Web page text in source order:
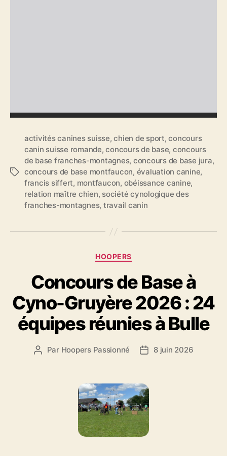
Étiquettes
activités canines suisse,chien de sport,concours
canin suisse romande,concours de base, concours
de base franches-montagnes, concours de base jura,
concours de base montfaucon, évaluation canine,
francis siffert, montfaucon, obéissance canine,
relation maître chien, société cynologique des
franches-montagnes, travail canin
Catégories
HOOPERS
Concours de Base à
Cyno-Gruyère 2026 : 24
équipes réunies à Bulle
Auteur
Par Hoopers Passionné
Date8 juin 2026